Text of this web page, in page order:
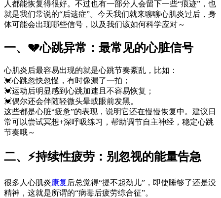
人都能恢复得很好。不过也有一部分人会留下一些“痕迹”，也
就是我们常说的“后遗症”。今天我们就来聊聊心肌炎过后，身
体可能会出现哪些信号，以及我们该如何科学应对～
一、💔心跳异常：最常见的心脏信号
心肌炎后最容易出现的就是心跳节奏紊乱，比如：
💓心跳忽快忽慢，有时像漏了一拍；
💓运动后明显感到心跳加速且不容易恢复；
💓偶尔还会伴随轻微头晕或眼前发黑。
这些都是心脏“疲惫”的表现，说明它还在慢慢恢复中。建议日
常可以尝试冥想+深呼吸练习，帮助调节自主神经，稳定心跳
节奏哦～
二、⚡️持续性疲劳：别忽视的能量告急
很多人心肌炎康复 后总觉得“提不起劲儿”，即使睡够了还是没
精神，这就是所谓的“病毒后疲劳综合征”。